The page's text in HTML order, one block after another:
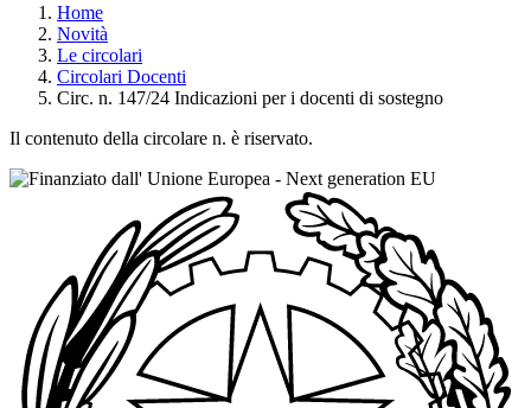
Home
Novità
Le circolari
Circolari Docenti
Circ. n. 147/24 Indicazioni per i docenti di sostegno
Il contenuto della circolare n. è riservato.